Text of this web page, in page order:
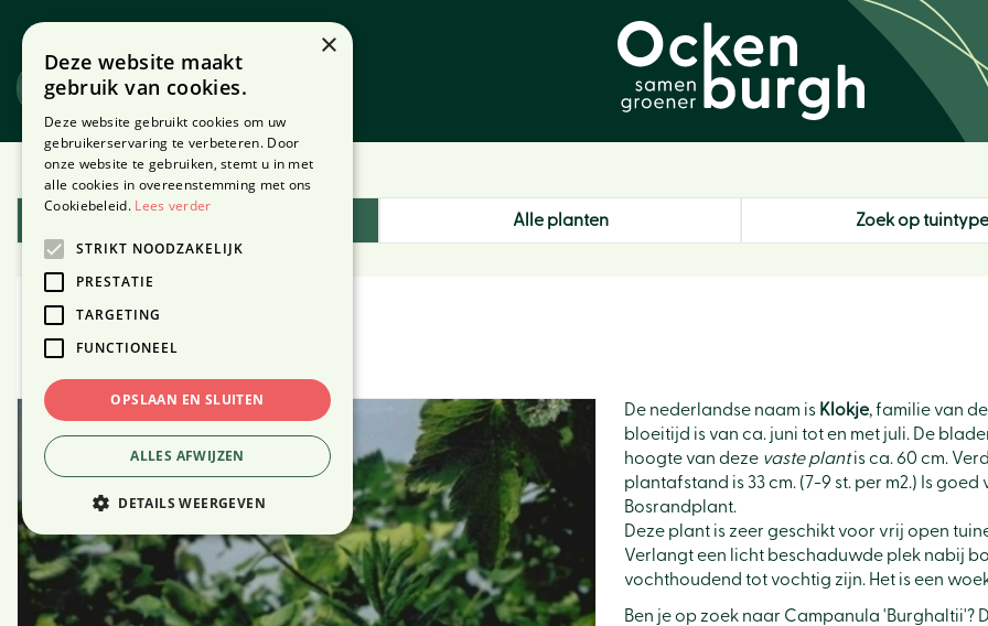
naar
content
Home Plantengids
Website Webshop
Alle planten Zoek op tuintype
Klokje
De nederlandse naam is Klokje, familie van
bloeitijd is van ca. juni tot en met juli. De
hoogte van deze vaste plantis ca. 60 cm.
plantafstand is 33 cm. (7-9 st. per m2.) Is
Bosrandplant.
Deze plant is zeer geschikt voor vrij open
Verlangt een licht beschaduwde plek nabij
vochthoudend tot vochtig zijn. Het is een
Ben je op zoek naar Campanula 'Burghaltii'?
×
Deze website maakt
gebruik van cookies.
Deze website gebruikt cookies om uw
gebruikerservaring te verbeteren. Door
onze website te gebruiken, stemt u in met
alle cookies in overeenstemming met ons
Cookiebeleid. Lees verder
STRIKT NOODZAKELIJK
PRESTATIE
TARGETING
FUNCTIONEEL
OPSLAAN EN SLUITEN
ALLES AFWIJZEN
DETAILS WEERGEVEN